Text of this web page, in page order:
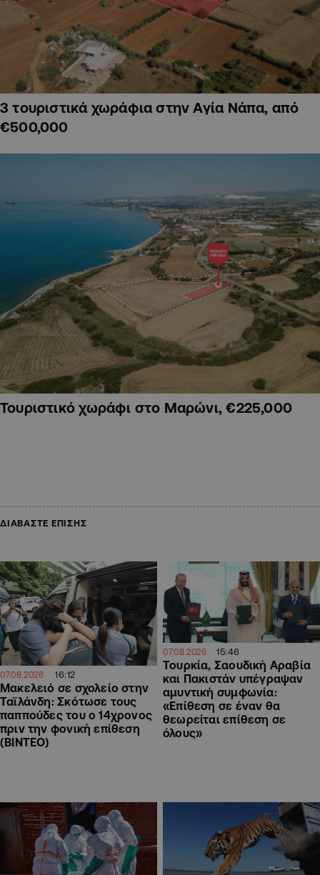
3 τουριστικά χωράφια στην Αγία Νάπα, από
€500,000
Τουριστικό χωράφι στο Μαρώνι, €225,000
ΔΙΑΒΑΣΤΕ ΕΠΙΣΗΣ
07.08.2026 16:12
Μακελειό σε σχολείο στην
Ταϊλάνδη: Σκότωσε τους
παππούδες του ο 14χρονος
πριν την φονική επίθεση
(ΒΙΝΤΕΟ)
07.08.2026 15:46
Τουρκία, Σαουδική Αραβία
και Πακιστάν υπέγραψαν
αμυντική συμφωνία:
«Επίθεση σε έναν θα
θεωρείται επίθεση σε
όλους»